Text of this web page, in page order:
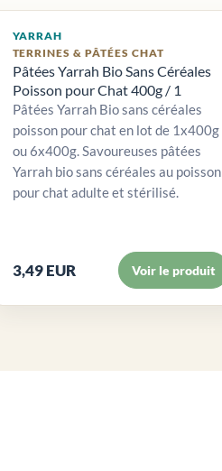
YARRAH
TERRINES & PÂTÉES CHAT
Pâtées Yarrah Bio Sans Céréales
Poisson pour Chat 400g / 1
Pâtées Yarrah Bio sans céréales
poisson pour chat en lot de 1x400g
ou 6x400g. Savoureuses pâtées
Yarrah bio sans céréales au poisson
pour chat adulte et stérilisé.
3,49 EUR Voir le produit